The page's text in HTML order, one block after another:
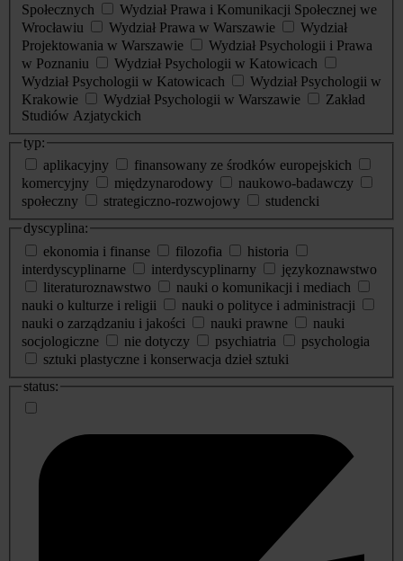
Społecznych
Wydział Prawa i Komunikacji Społecznej we
Wrocławiu
Wydział Prawa w Warszawie
Wydział
Projektowania w Warszawie
Wydział Psychologii i Prawa
w Poznaniu
Wydział Psychologii w Katowicach
Wydział Psychologii w Katowicach
Wydział Psychologii w
Krakowie
Wydział Psychologii w Warszawie
Zakład
Studiów Azjatyckich
typ:
aplikacyjny
finansowany ze środków europejskich
komercyjny
międzynarodowy
naukowo-badawczy
społeczny
strategiczno-rozwojowy
studencki
dyscyplina:
ekonomia i finanse
filozofia
historia
interdyscyplinarne
interdyscyplinarny
językoznawstwo
literaturoznawstwo
nauki o komunikacji i mediach
nauki o kulturze i religii
nauki o polityce i administracji
nauki o zarządzaniu i jakości
nauki prawne
nauki
socjologiczne
nie dotyczy psychiatria
psychologia
sztuki plastyczne i konserwacja dzieł sztuki
status: